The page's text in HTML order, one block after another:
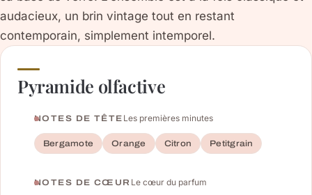
audacieux, un brin vintage tout en restant
contemporain, simplement intemporel.
Pyramide olfactive
NOTES DE TÊTE Les premières minutes
Bergamote Orange Citron Petitgrain
NOTES DE CŒUR Le cœur du parfum